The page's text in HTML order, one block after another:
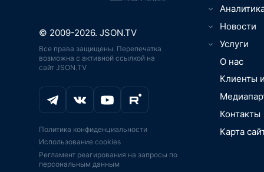
© 2009-2026. JSON.TV
Все права защищены. Перепечатка
возможна с активной ссылкой на
сайт JSON.TV
Политика конфиденциальности
Использование cookies
Регламент реагирования на запросы по
персональным данным
Телематика,
связь,
ИТ-рынок,
технологии,
BigData,
IoT, АСУ ТП,
ТВ, видео-,
ИТ, ПО,
интеграция
Транспорт,
автомобили
Аддитивные
Новости
Менеджмент
Дроны,
вещей,
Аддитивные
Услуги
О НАС
РЫНКИ.
IPO,
О нас
Клиенты
Контакты
Карта